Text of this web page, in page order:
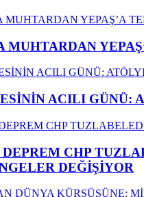
MUHTARDAN
ACILI GÜNÜ:
DEPREM CHP
DEĞİŞİYOR